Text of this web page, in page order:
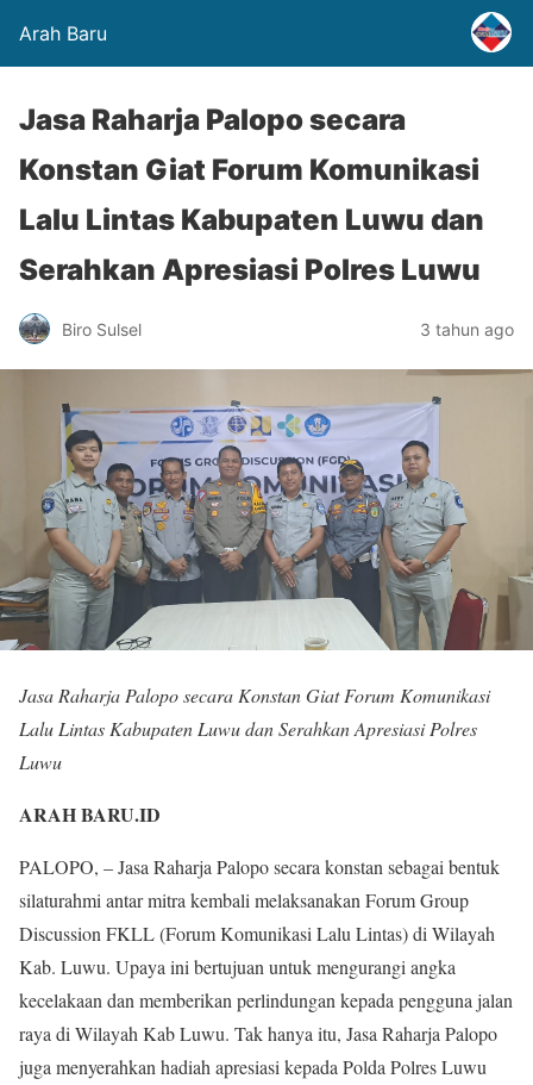
Arah Baru
Jasa Raharja Palopo secara
Konstan Giat Forum Komunikasi
Lalu Lintas Kabupaten Luwu dan
Serahkan Apresiasi Polres Luwu
Biro Sulsel 3 tahun ago
Jasa Raharja Palopo secara Konstan Giat Forum Komunikasi
Lalu Lintas Kabupaten Luwu dan Serahkan Apresiasi Polres
Luwu
ARAH BARU.ID
PALOPO, – Jasa Raharja Palopo secara konstan sebagai bentuk
silaturahmi antar mitra kembali melaksanakan Forum Group
Discussion FKLL (Forum Komunikasi Lalu Lintas) di Wilayah
Kab. Luwu. Upaya ini bertujuan untuk mengurangi angka
kecelakaan dan memberikan perlindungan kepada pengguna jalan
raya di Wilayah Kab Luwu. Tak hanya itu, Jasa Raharja Palopo
juga menyerahkan hadiah apresiasi kepada Polda Polres Luwu